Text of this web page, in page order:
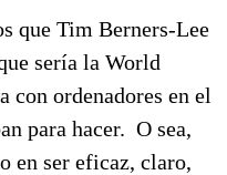
que Tim Berners-Lee
sería la World
con ordenadores en el
para hacer. O sea,
en ser eficaz, claro,